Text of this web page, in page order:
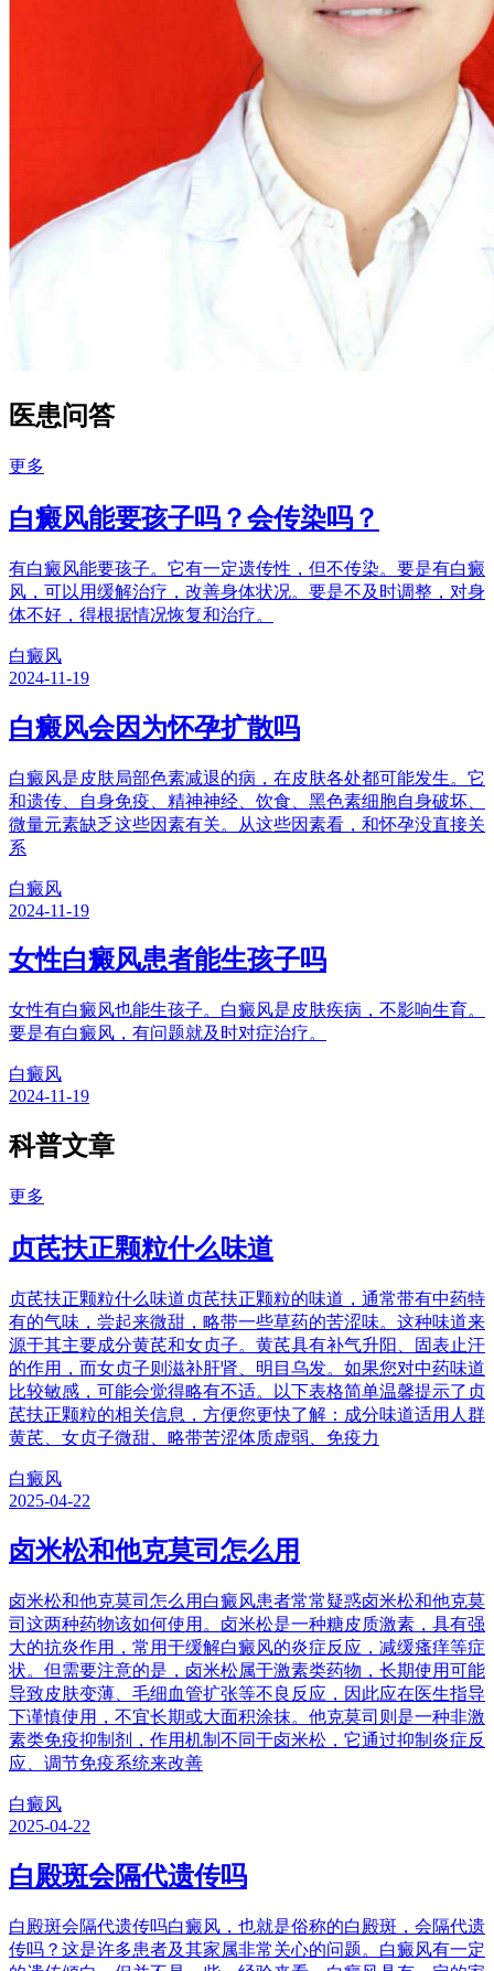
医患问答
更多
白癜风能要孩子吗？会传染吗？
有白癜风能要孩子。它有一定遗传性，但不传染。要是有白癜
风，可以用缓解治疗，改善身体状况。要是不及时调整，对身
体不好，得根据情况恢复和治疗。
白癜风
2024-11-19
白癜风会因为怀孕扩散吗
白癜风是皮肤局部色素减退的病，在皮肤各处都可能发生。它
和遗传、自身免疫、精神神经、饮食、黑色素细胞自身破坏、
微量元素缺乏这些因素有关。从这些因素看，和怀孕没直接关
系
白癜风
2024-11-19
女性白癜风患者能生孩子吗
女性有白癜风也能生孩子。白癜风是皮肤疾病，不影响生育。
要是有白癜风，有问题就及时对症治疗。
白癜风
2024-11-19
科普文章
更多
贞芪扶正颗粒什么味道
贞芪扶正颗粒什么味道贞芪扶正颗粒的味道，通常带有中药特
有的气味，尝起来微甜，略带一些草药的苦涩味。这种味道来
源于其主要成分黄芪和女贞子。黄芪具有补气升阳、固表止汗
的作用，而女贞子则滋补肝肾、明目乌发。如果您对中药味道
比较敏感，可能会觉得略有不适。以下表格简单温馨提示了贞
芪扶正颗粒的相关信息，方便您更快了解：成分味道适用人群
黄芪、女贞子微甜、略带苦涩体质虚弱、免疫力
白癜风
2025-04-22
卤米松和他克莫司怎么用
卤米松和他克莫司怎么用白癜风患者常常疑惑卤米松和他克莫
司这两种药物该如何使用。卤米松是一种糖皮质激素，具有强
大的抗炎作用，常用于缓解白癜风的炎症反应，减缓瘙痒等症
状。但需要注意的是，卤米松属于激素类药物，长期使用可能
导致皮肤变薄、毛细血管扩张等不良反应，因此应在医生指导
下谨慎使用，不宜长期或大面积涂抹。他克莫司则是一种非激
素类免疫抑制剂，作用机制不同于卤米松，它通过抑制炎症反
应、调节免疫系统来改善
白癜风
2025-04-22
白殿斑会隔代遗传吗
白殿斑会隔代遗传吗白癜风，也就是俗称的白殿斑，会隔代遗
传吗？这是许多患者及其家属非常关心的问题。白癜风有一定